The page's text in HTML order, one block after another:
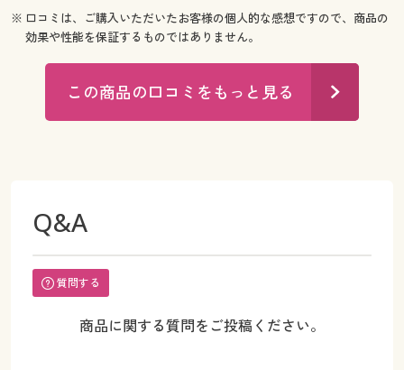
※ 口コミは、ご購入いただいたお客様の個人的な感想ですので、商品の
効果や性能を保証するものではありません。
この商品の口コミをもっと見る
Q&A
質問する
商品に関する質問をご投稿ください。